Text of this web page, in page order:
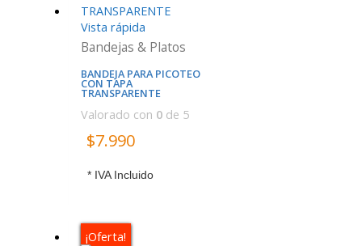
Vista rápida
Bandejas & Platos
BANDEJA PARA PICOTEO
CON TAPA
TRANSPARENTE
Valorado con 0de 5
$7.990
* IVA Incluido
¡Oferta!